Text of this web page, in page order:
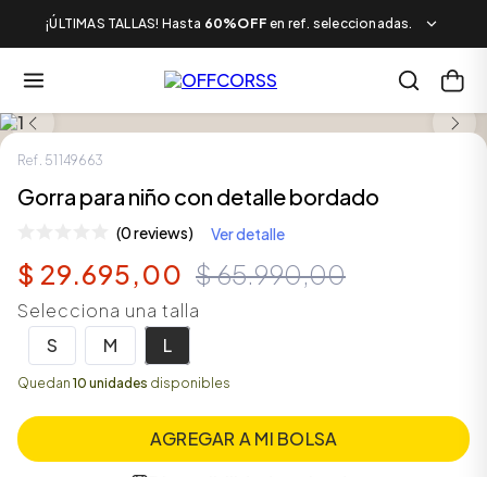
¡ÚLTIMAS TALLAS! Hasta 60%OFF en ref. seleccionadas.
Ref. 51149663
Gorra para niño con detalle bordado
(0 reviews) Ver detalle
$ 29.695,00 $65.990,00
Selecciona una talla
S
M L
Quedan 10 unidades disponibles
AGREGAR A MI BOLSA